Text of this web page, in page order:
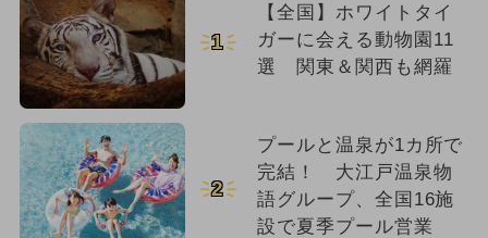
1
【全国】ホワイトタイ
ガーに会える動物園11
選 関東＆関西も網羅
2
プールと温泉が1カ所で
完結！ 大江戸温泉物
語グループ、全国16施
設で夏季プール営業